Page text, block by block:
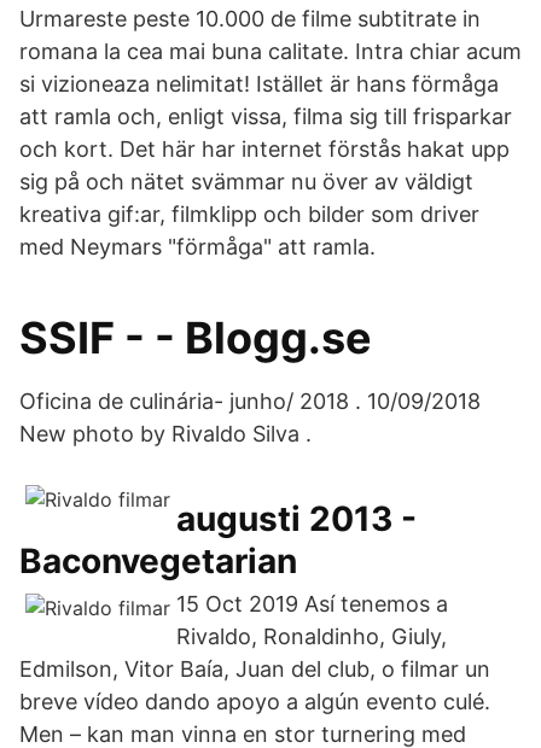
Urmareste peste 10.000 de filme subtitrate in
romana la cea mai buna calitate. Intra chiar acum
si vizioneaza nelimitat! Istället är hans förmåga
att ramla och, enligt vissa, filma sig till frisparkar
och kort. Det här har internet förstås hakat upp
sig på och nätet svämmar nu över av väldigt
kreativa gif:ar, filmklipp och bilder som driver
med Neymars "förmåga" att ramla.
SSIF - - Blogg.se
Oficina de culinária- junho/ 2018 . 10/09/2018
New photo by Rivaldo Silva .
augusti 2013 -
Baconvegetarian
15 Oct 2019 Así tenemos a
Rivaldo, Ronaldinho, Giuly,
Edmilson, Vitor Baía, Juan del club, o filmar un
breve vídeo dando apoyo a algún evento culé.
Men – kan man vinna en stor turnering med